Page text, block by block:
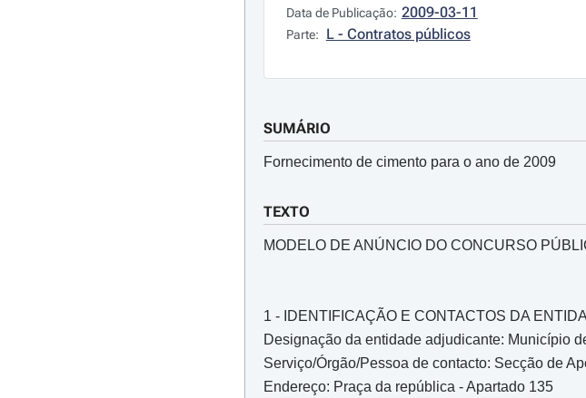
Data de Publicação: 2009-03-11
Parte: L - Contratos públicos
SUMÁRIO
Fornecimento de cimento para o ano de 2009
TEXTO
MODELO DE ANÚNCIO DO CONCURSO
1 - IDENTIFICAÇÃO E CONTACTOS DA
Designação da entidade adjudicante: Município
Serviço/Órgão/Pessoa de contacto: Secção de
Endereço: Praça da república - Apartado 135